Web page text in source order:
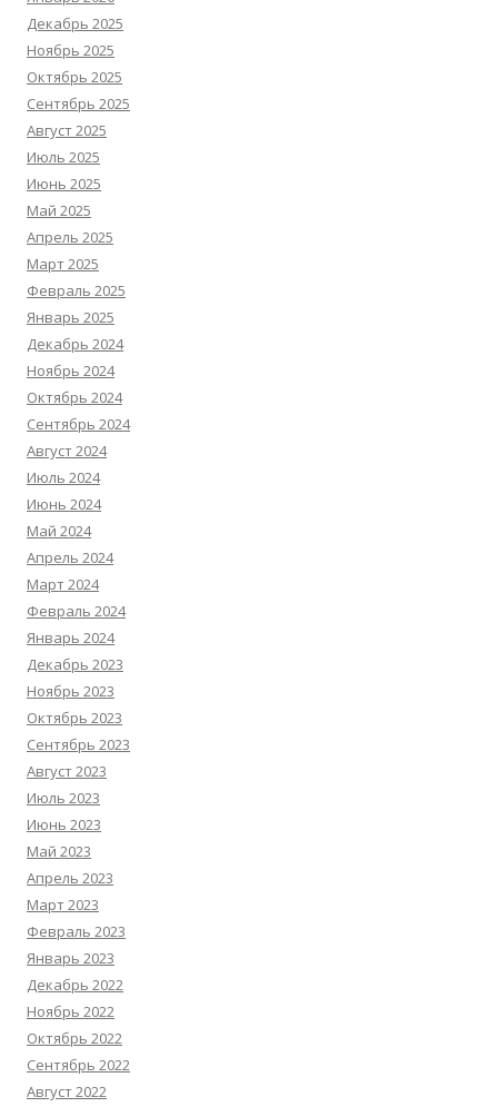
Декабрь 2025
Ноябрь 2025
Октябрь 2025
Сентябрь 2025
Август 2025
Июль 2025
Июнь 2025
Май 2025
Апрель 2025
Март 2025
Февраль 2025
Январь 2025
Декабрь 2024
Ноябрь 2024
Октябрь 2024
Сентябрь 2024
Август 2024
Июль 2024
Июнь 2024
Май 2024
Апрель 2024
Март 2024
Февраль 2024
Январь 2024
Декабрь 2023
Ноябрь 2023
Октябрь 2023
Сентябрь 2023
Август 2023
Июль 2023
Июнь 2023
Май 2023
Апрель 2023
Март 2023
Февраль 2023
Январь 2023
Декабрь 2022
Ноябрь 2022
Октябрь 2022
Сентябрь 2022
Август 2022